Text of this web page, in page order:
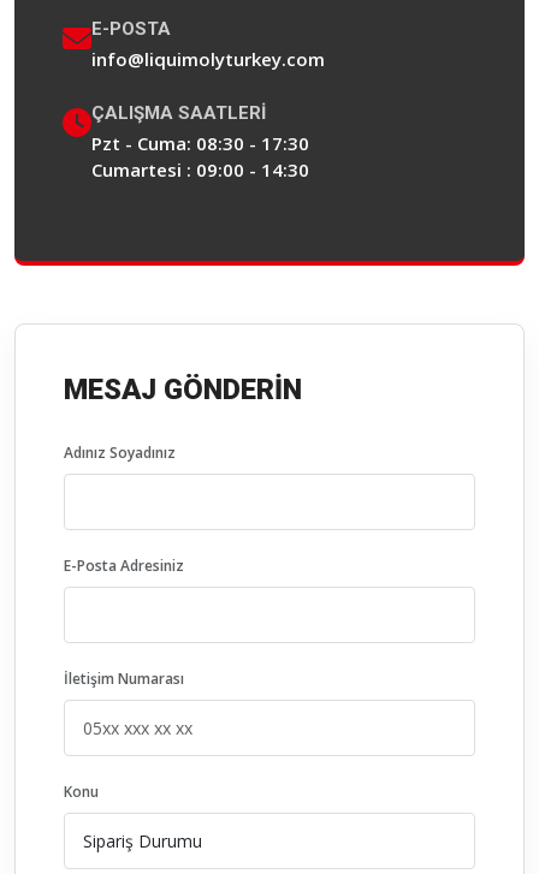
E-POSTA
info@liquimolyturkey.com
ÇALIŞMA SAATLERI
Pzt - Cuma: 08:30 - 17:30
Cumartesi : 09:00 - 14:30
MESAJ GÖNDERIN
Adınız Soyadınız
E-Posta Adresiniz
İletişim Numarası
Konu